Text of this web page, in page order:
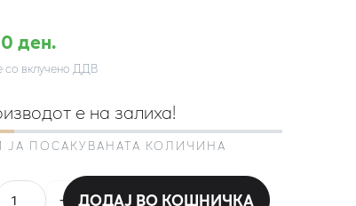
ден.
со вклучено ДДВ
е на залиха!
ЈА ПОСАКУВАНАТА КОЛИЧИНА
ДОДАЈ ВО КОШНИЧКА